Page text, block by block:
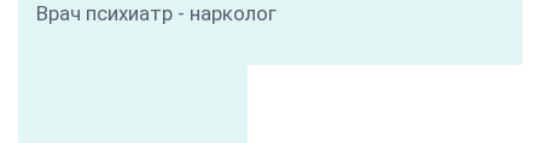
Врач психиатр - нарколог